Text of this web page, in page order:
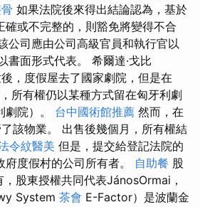
如果法院後來得出結論認為，基於
確或不完整的，則豁免將變得不合
公司應由公司高級官員和執行官以
書面形式代表。 希爾達·戈比
，度假屋去了國家劇院，但是在
所有權仍以某種方式留在匈牙利劇
劇院）。 台中國術館推薦 然而，在
該物業。 出售後幾個月，所有權結
令紋醫美 但是，提交給登記法院的
度假村的公司所有者。 自助餐 股
，股東授權共同代表JánosOrmai，
System 茶會 E-Factor）是波蘭金